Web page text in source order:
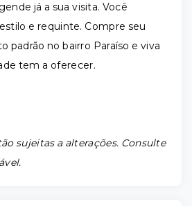
já a sua visita. Você
e requinte. Compre seu
padrão no bairro Paraíso e viva
tem a oferecer.
sujeitas a alterações. Consulte